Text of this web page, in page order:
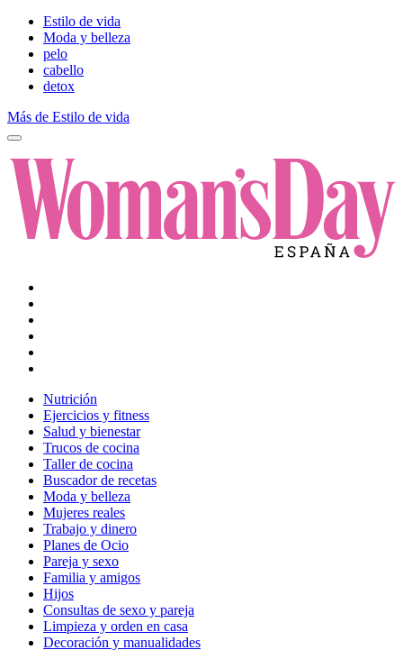
Estilo de vida
Moda y belleza
pelo
cabello
detox
Más de Estilo de vida
Nutrición
Ejercicios y fitness
Salud y bienestar
Trucos de cocina
Taller de cocina
Buscador de recetas
Moda y belleza
Mujeres reales
Trabajo y dinero
Planes de Ocio
Pareja y sexo
Familia y amigos
Hijos
Consultas de sexo y pareja
Limpieza y orden en casa
Decoración y manualidades